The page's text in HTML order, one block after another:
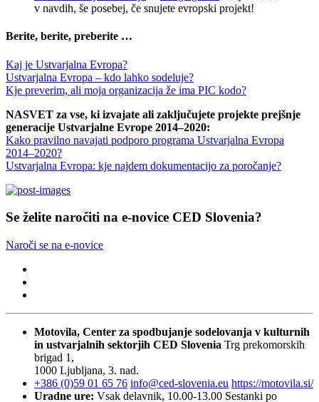
v navdih, še posebej, če snujete evropski projekt!
Berite, berite, preberite …
Kaj je Ustvarjalna Evropa?
Ustvarjalna Evropa – kdo lahko sodeluje?
Kje preverim, ali moja organizacija že ima PIC kodo?
NASVET za vse, ki izvajate ali zaključujete projekte prejšnje
generacije Ustvarjalne Evrope 2014–2020:
Kako pravilno navajati podporo programa Ustvarjalna Evropa
2014–2020?
Ustvarjalna Evropa: kje najdem dokumentacijo za poročanje?
Se želite naročiti na e-novice CED Slovenia?
Naroči se na e-novice
Motovila, Center za spodbujanje sodelovanja v kulturnih
in ustvarjalnih sektorjih CED Slovenia Trg prekomorskih
brigad 1,
1000 Ljubljana, 3. nad.
+386 (0)59 01 65 76 info@ced-slovenia.eu https://motovila.si/
Uradne ure: Vsak delavnik, 10.00-13.00 Sestanki po